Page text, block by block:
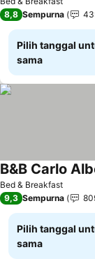
8,8 Sempurna
Pilih tanggal
sama
Bed & Breakfast
B&B Carlo
9,3 Sempurna
Pilih tanggal
sama